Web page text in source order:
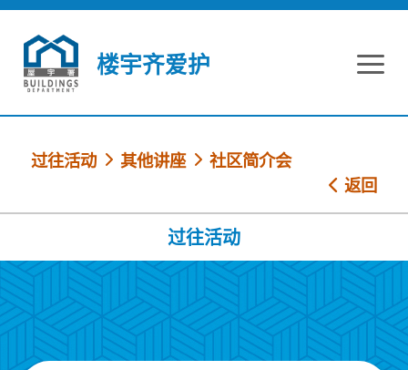
跳到内容
楼宇齐爱护
过往活动 其他讲座
社区简介会
返回
过往活动